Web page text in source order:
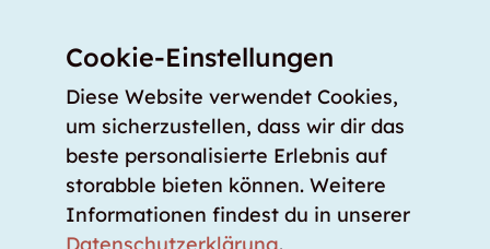
Mehr über storabble
Medienbeiträge
Wie gross muss ein Lagerraum sein?
Was kostet ein Lagerraum?
Für Lageranbieter
Cookie-Einstellungen
Diese Website verwendet Cookies,
um sicherzustellen, dass wir dir das
beste personalisierte Erlebnis auf
storabble bieten können. Weitere
Informationen findest du in unserer